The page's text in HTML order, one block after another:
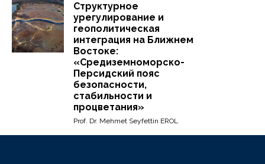
Структурное
урегулирование и
геополитическая
интеграция на Ближнем
Востоке:
«Средиземноморско-
Персидский пояс
безопасности,
стабильности и
процветания»
Prof. Dr. Mehmet Seyfettin EROL